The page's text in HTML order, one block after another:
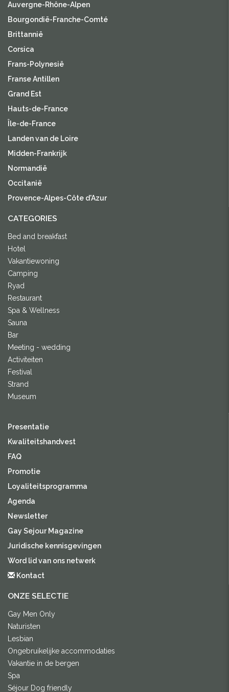
Auvergne-Rhône-Alpen
Bourgondië-Franche-Comté
Brittannië
Corsica
Frans-Polynesië
Franse Antillen
Grand Est
Hauts-de-France
Île-de-France
Landen van de Loire
Midden-Frankrijk
Normandië
Occitanië
Provence-Alpes-Côte d'Azur
CATEGORIES
Bed and breakfast
Hotel
Vakantiewoning
Camping
Ryad
Restaurant
Spa & Wellness
Sauna
Bar
Meeting - wedding
Activiteiten
Festival
Strand
Museum
Presentatie
Kwaliteitshandvest
FAQ
Promotie
Loyaliteitsprogramma
Agenda
Newsletter
Gay Sejour Magazine
Juridische kennisgevingen
Word lid van ons netwerk
Kontact
ONZE SELECTIE
Gay Men Only
Naturisten
Lesbian
Ongebruikelijke accommodaties
Vakantie in de bergen
Spa
Séjour Dog friendly